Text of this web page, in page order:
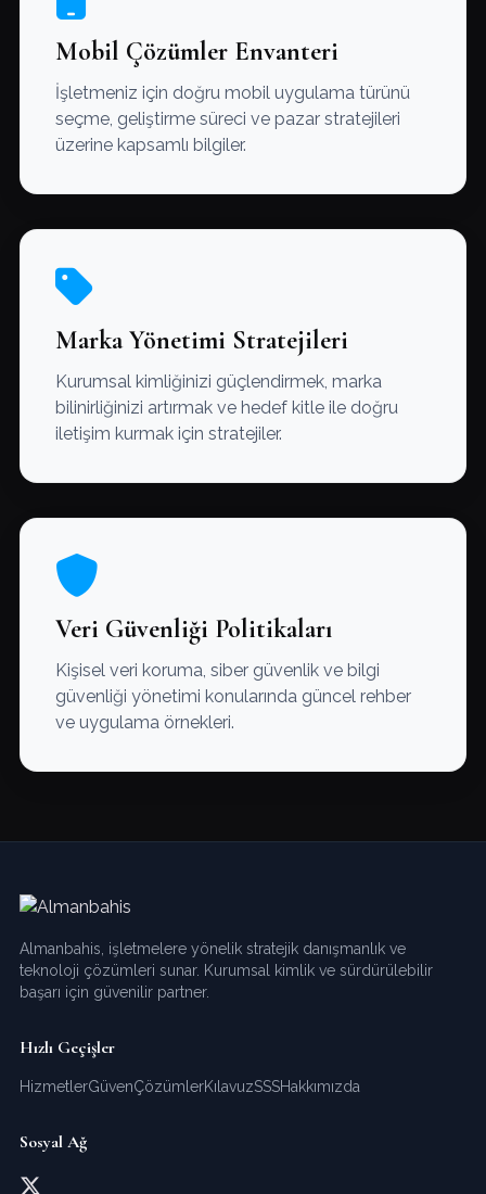
Mobil Çözümler Envanteri
İşletmeniz için doğru mobil uygulama türünü
seçme, geliştirme süreci ve pazar stratejileri
üzerine kapsamlı bilgiler.
Marka Yönetimi Stratejileri
Kurumsal kimliğinizi güçlendirmek, marka
bilinirliğinizi artırmak ve hedef kitle ile doğru
iletişim kurmak için stratejiler.
Veri Güvenliği Politikaları
Kişisel veri koruma, siber güvenlik ve bilgi
güvenliği yönetimi konularında güncel rehber
ve uygulama örnekleri.
Almanbahis, işletmelere yönelik stratejik danışmanlık ve
teknoloji çözümleri sunar. Kurumsal kimlik ve sürdürülebilir
başarı için güvenilir partner.
Hızlı Geçişler
HizmetlerGüvenÇözümlerKılavuzSSSHakkımızda
Sosyal Ağ